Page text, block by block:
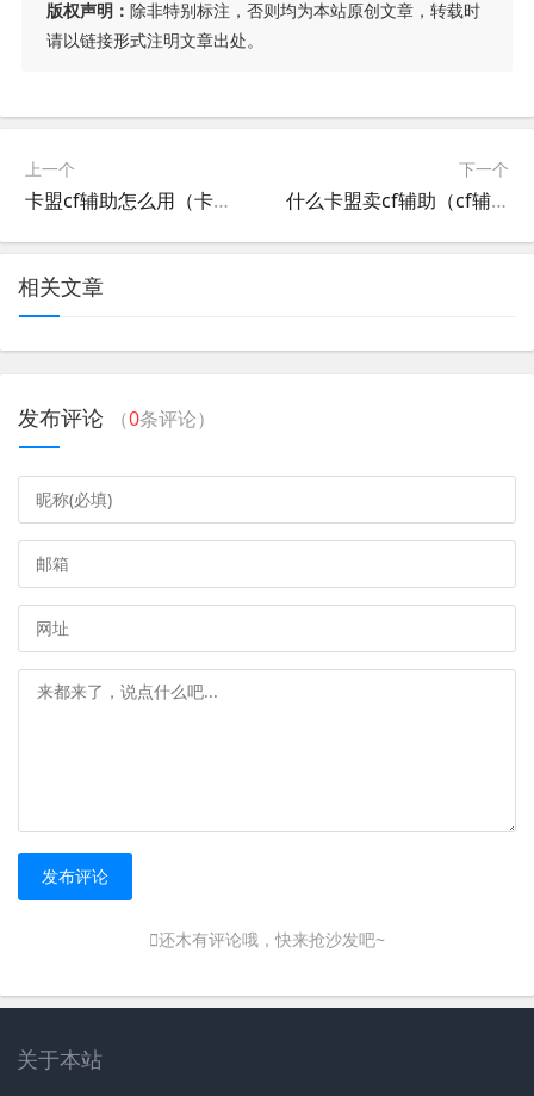
版权声明： 除非特别标注，否则均为本站原创文章，转载时
请以链接形式注明文章出处。
上一个
卡盟cf辅助怎么用（卡盟cf辅助平台）
下一个
什么卡盟卖cf辅助（cf辅助卡盟批发网）
相关文章
发布评论 （0条评论）
发布评论
还木有评论哦，快来抢沙发吧~
关于本站